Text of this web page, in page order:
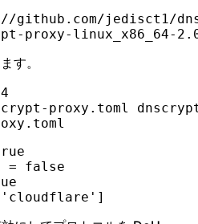
jedisct1/
す。
proxy.toml
= false